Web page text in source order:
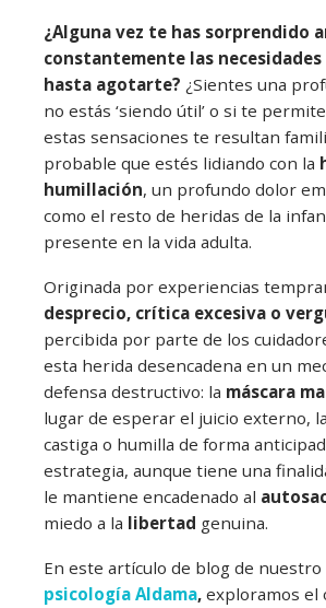
¿Alguna vez te has sorprendido
constantemente las necesidades
hasta agotarte? ¿Sientes una
no estás ‘siendo útil’ o si te
estas sensaciones te resultan
probable que estés lidiando con la
humillación, un profundo dolor
como el resto de heridas de la
presente en la vida adulta.
Originada por experiencias
desprecio, crítica excesiva o
percibida por parte de los
esta herida desencadena en un
defensa destructivo: la máscara
lugar de esperar el juicio externo,
castiga o humilla de forma
estrategia, aunque tiene una
le mantiene encadenado al
miedo a la libertad genuina.
En este artículo de blog de nuestro
psicología Aldama, exploramos el